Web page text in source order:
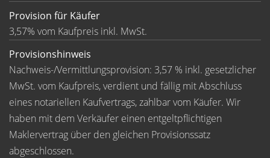
Provision für Käufer
3,57% vom Kaufpreis inkl. MwSt.
Provisionshinweis
Nachweis-/Vermittlungsprovision: 3,57 % inkl. gesetzlicher
MwSt. vom Kaufpreis, verdient und fällig mit Abschluss
eines notariellen Kaufvertrags, zahlbar vom Käufer. Wir
haben mit dem Verkäufer einen entgeltpflichtigen
Maklervertrag über den gleichen Provisionssatz
abgeschlossen.